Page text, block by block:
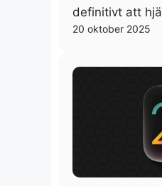
definitivt att
20 oktober 2025